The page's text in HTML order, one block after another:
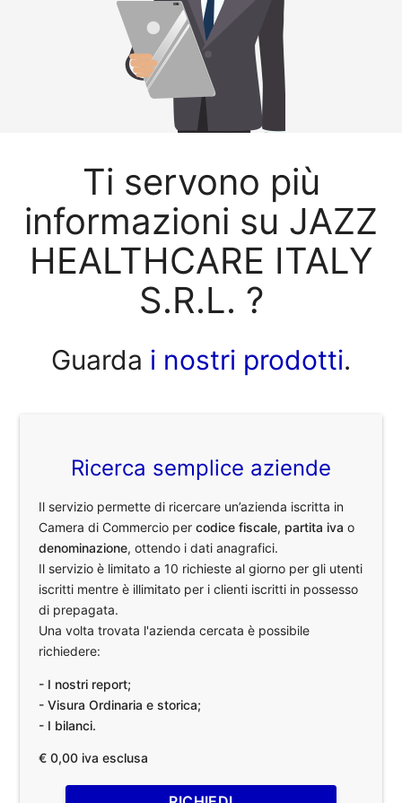
Ti servono più
informazioni su JAZZ
HEALTHCARE ITALY
S.R.L. ?
Guarda i nostri prodotti.
Ricerca semplice aziende
Il servizio permette di ricercare un’azienda iscritta in
Camera di Commercio percodice fiscale, partita iva o
denominazione, ottendo i dati anagrafici.
Il servizio è limitato a 10 richieste al giorno per gli utenti
iscritti mentre è illimitato per i clienti iscritti in possesso
di prepagata.
Una volta trovata l'azienda cercata è possibile
richiedere:
- I nostri report;
- Visura Ordinaria e storica;
- I bilanci.
€ 0,00 iva esclusa